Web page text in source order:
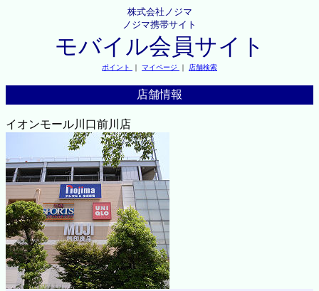
株式会社ノジマ
ノジマ携帯サイト
モバイル会員サイト
ポイント ｜ マイページ ｜ 店舗検索
店舗情報
イオンモール川口前川店